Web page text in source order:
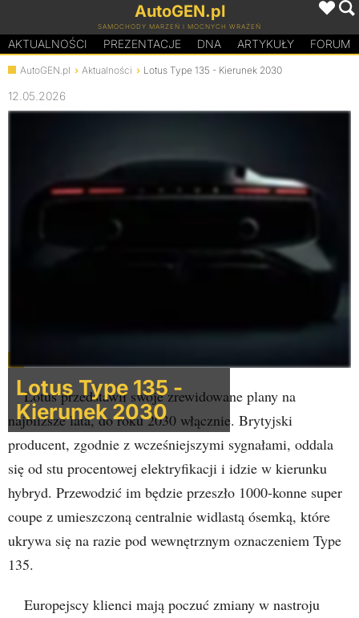
AutoGEN.pl
SAMOCHODY MARZEŃ I MOCNYCH WRAŻEŃ
AKTUALNOŚCI PREZENTACJE DNA ARTYKUŁY FORUM
AutoGEN.pl Aktualności Lotus Type 135 - Kierunek 2030
12.05.2026
Lotus Type 135 -
Kierunek 2030
Lotus przedstawił swoje zrewidowane plany na
najbliższe lata, do roku 2030 włącznie. Brytyjski
producent, zgodnie z wcześniejszymi sygnałami, oddala
się od stu procentowej elektryfikacji i idzie w kierunku
hybryd. Przewodzić im będzie przeszło 1000-konne super
coupe z umieszczoną centralnie widlastą ósemką, które
ukrywa się na razie pod wewnętrznym oznaczeniem Type
135.
Europejscy klienci mają poczuć zmiany w nastroju